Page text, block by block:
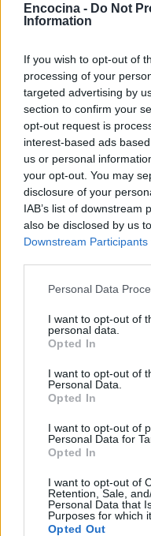
Encocina - Do Not
Information
If you wish to opt-out of
processing of your
targeted advertising by
section to confirm your
opt-out request is
interest-based ads
us or personal
your opt-out. You may
disclosure of your
IAB’s list of downstream
also be disclosed by us
Downstream Participants
Please note that this
not limited to your visit
grant or deny consent to
use your data for below
consent section.
Personal Data
I want to opt-out of
personal data.
Opted In
I want to opt-out of
Personal Data.
Opted In
I want to opt-out of
Personal Data for
Opted In
I want to opt-out of
Retention, Sale,
Personal Data that
Purposes for which
Opted Out
Cómo hacer tarta de
perfecta: guía
Diego Romero · 7 Ago 2026
RECETAS
Plan de comidas
económicas
RECETAS